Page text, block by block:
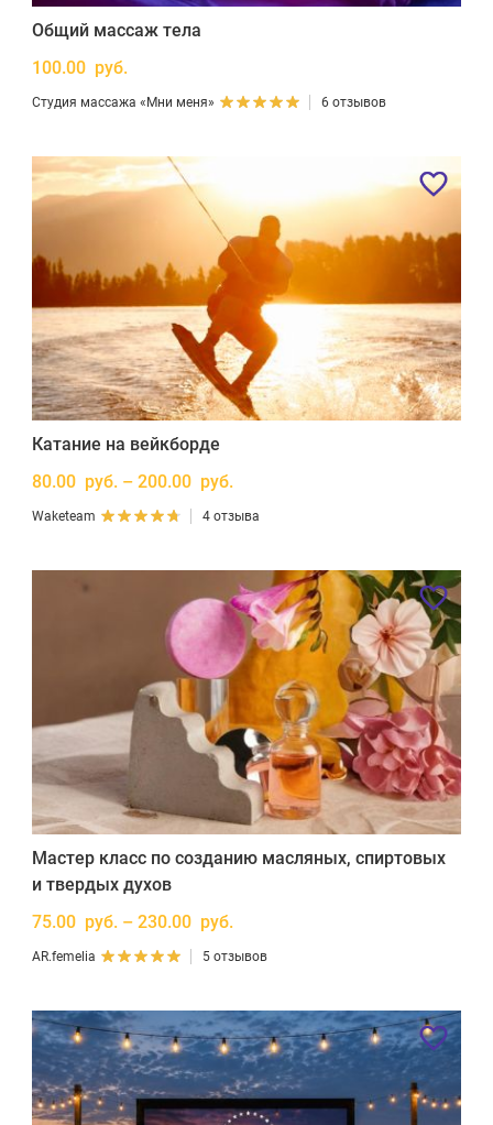
Общий массаж тела
100.00 руб.
Студия массажа «Мни меня» 6 отзывов
Катание на вейкборде
80.00 руб. – 200.00 руб.
Waketeam 4 отзыва
Мастер класс по созданию масляных, спиртовых
и твердых духов
75.00 руб. – 230.00 руб.
AR.femelia 5 отзывов